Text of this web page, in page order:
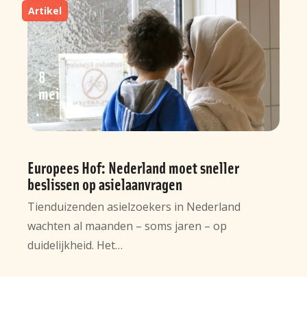
Europees Hof: Nederland moet sneller
beslissen op asielaanvragen
Artikel
8
mei
Tienduizenden asielzoekers in Nederland
wachten al maanden – soms jaren – op
duidelijkheid. Het…